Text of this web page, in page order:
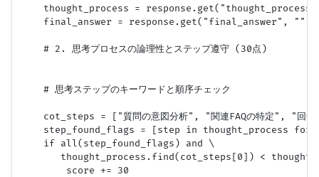
thought_process =
    final_answer = response.get("final_answer", "")
    # 2. 思考プロセスの論理性とステップ遵守 (30点)
    # 思考ステップのキーワードと順序チェック
cot_steps = ["質問の意図分析", "関連FAQの特定", "回答
step_found_flags = [step in thought_process for
    if all(step_found_flags) and \
thought_process.find(cot_steps[0]) <
        score += 30